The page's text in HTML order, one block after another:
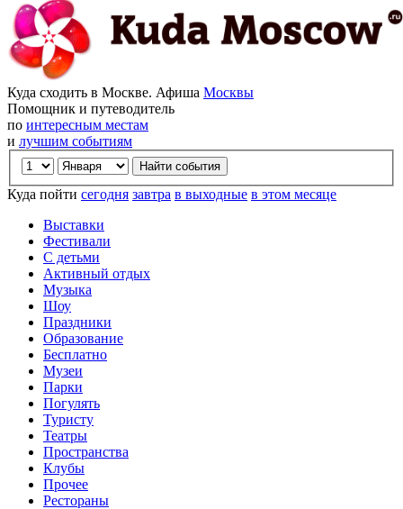
Куда сходить в Москве. Афиша Москвы
Помощник и путеводитель
по интересным местам
и лучшим событиям
Куда пойти сегодня завтра в выходные в этом месяце
Выставки
Фестивали
С детьми
Активный отдых
Музыка
Шоу
Праздники
Образование
Бесплатно
Музеи
Парки
Погулять
Туристу
Театры
Пространства
Клубы
Прочее
Рестораны